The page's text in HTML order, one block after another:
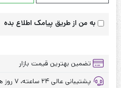
به من از طریق پیامک اطلاع بده
تضمین بهترین قیمت بازار
پشتیبانی عالی ۲۴ ساعته، ۷ روز هفته